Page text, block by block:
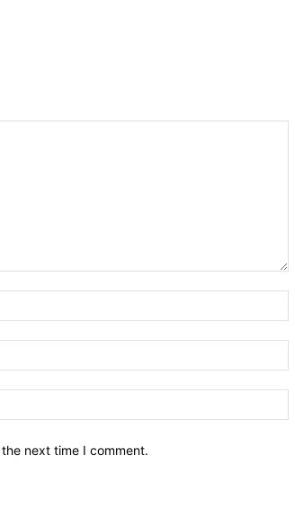
next time I comment.